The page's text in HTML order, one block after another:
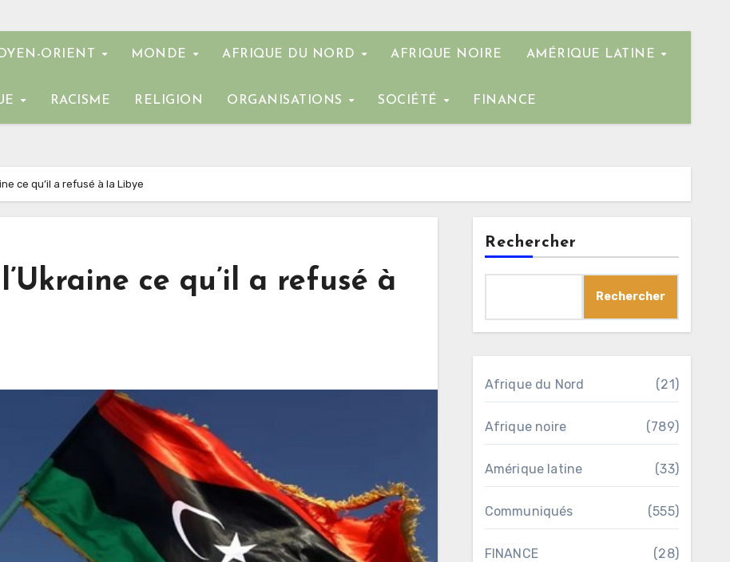
ORIENT MONDE AFRIQUE DU NORD AFRIQUE NOIRE AMÉRIQUE LATINE
RACISME RELIGION ORGANISATIONS SOCIÉTÉ FINANCE
ce qu’il a refusé à la Libye
ce qu’il a refusé à
Rechercher
Rechercher
Afrique du Nord (21)
Afrique noire (789)
Amérique latine (33)
Communiqués (555)
FINANCE (28)